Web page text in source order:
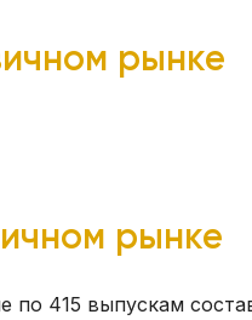
рынке
рынке
415 выпускам